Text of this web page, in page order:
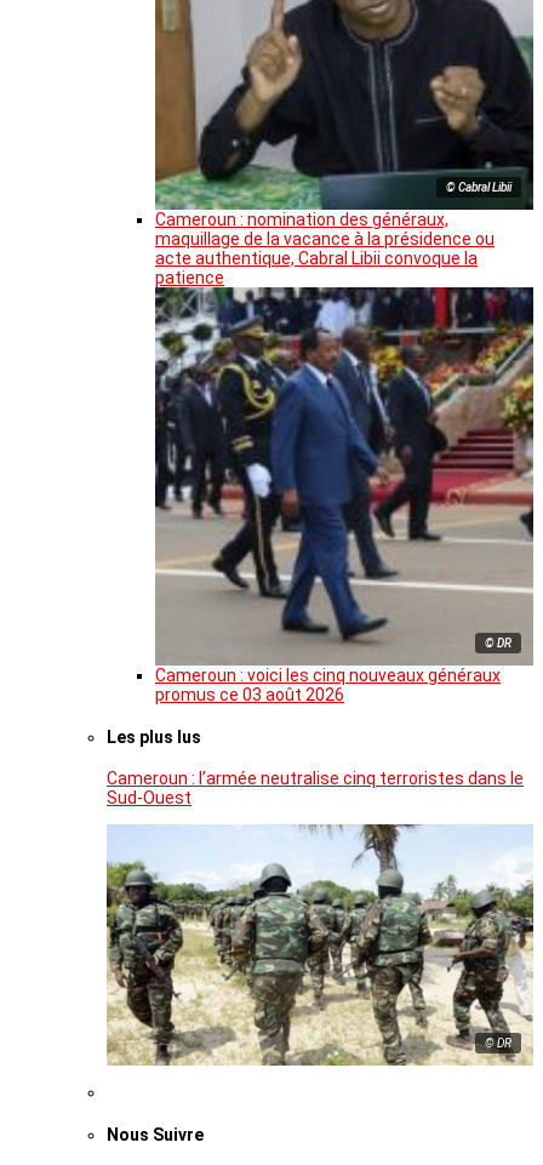
© Cabral Libii
Cameroun : nomination des généraux,
maquillage de la vacance à la présidence ou
acte authentique, Cabral Libii convoque la
patience
© DR
Cameroun : voici les cinq nouveaux généraux
promus ce 03 août 2026
Les plus lus
Cameroun : l’armée neutralise cinq terroristes dans le
Sud-Ouest
© DR
Nous Suivre